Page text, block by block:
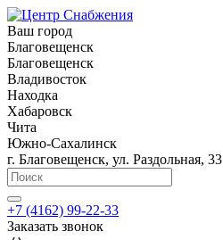
Ваш город
Благовещенск
Благовещенск
Владивосток
Находка
Хабаровск
Чита
Южно-Сахалинск
г. Благовещенск, ул. Раздольная, 33
+7 (4162) 99-22-33
Заказать звонок